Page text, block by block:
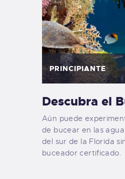
PRINCIPIANTE
Descubra el
Aún puede
de bucear en las
del sur de la Florida
buceador certificado.